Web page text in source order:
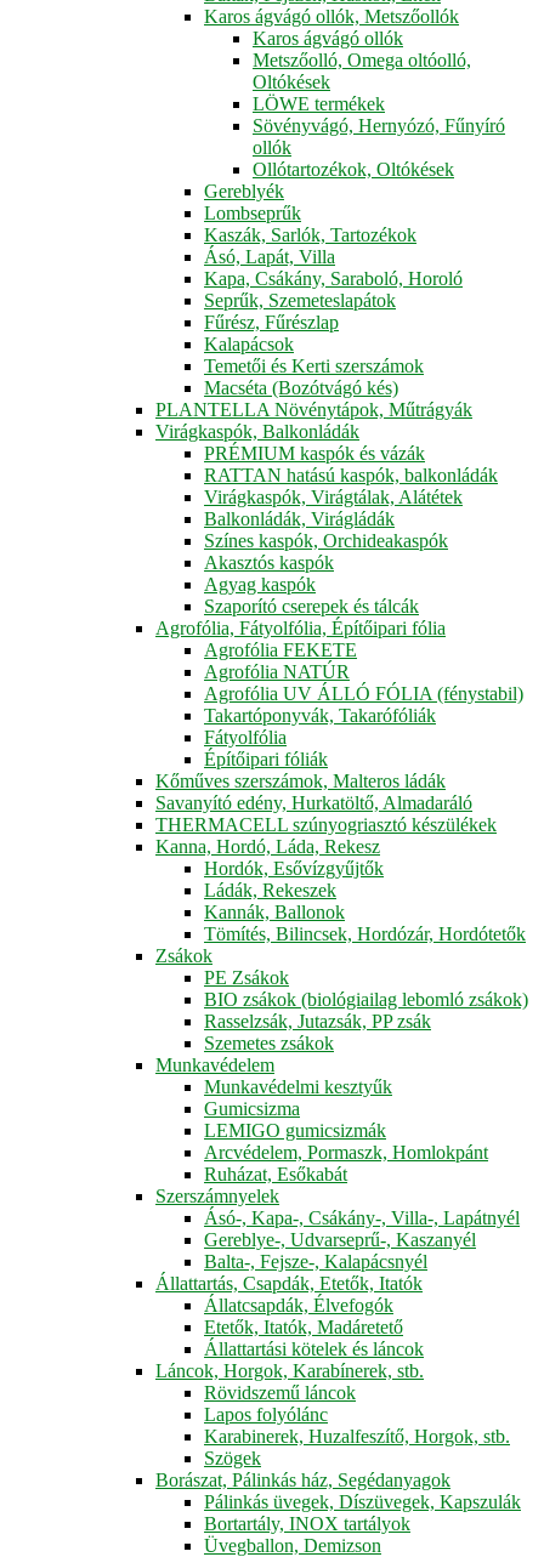
Karos ágvágó ollók, Metszőollók
Karos ágvágó ollók
Metszőolló, Omega oltóolló,
Oltókések
LÖWE termékek
Sövényvágó, Hernyózó, Fűnyíró
ollók
Ollótartozékok, Oltókések
Gereblyék
Lombseprűk
Kaszák, Sarlók, Tartozékok
Ásó, Lapát, Villa
Kapa, Csákány, Saraboló, Horoló
Seprűk, Szemeteslapátok
Fűrész, Fűrészlap
Kalapácsok
Temetői és Kerti szerszámok
Macséta (Bozótvágó kés)
PLANTELLA Növénytápok, Műtrágyák
Virágkaspók, Balkonládák
PRÉMIUM kaspók és vázák
RATTAN hatású kaspók, balkonládák
Virágkaspók, Virágtálak, Alátétek
Balkonládák, Virágládák
Színes kaspók, Orchideakaspók
Akasztós kaspók
Agyag kaspók
Szaporító cserepek és tálcák
Agrofólia, Fátyolfólia, Építőipari fólia
Agrofólia FEKETE
Agrofólia NATÚR
Agrofólia UV ÁLLÓ FÓLIA (fénystabil)
Takartóponyvák, Takarófóliák
Fátyolfólia
Építőipari fóliák
Kőműves szerszámok, Malteros ládák
Savanyító edény, Hurkatöltő, Almadaráló
THERMACELL szúnyogriasztó készülékek
Kanna, Hordó, Láda, Rekesz
Hordók, Esővízgyűjtők
Ládák, Rekeszek
Kannák, Ballonok
Tömítés, Bilincsek, Hordózár, Hordótetők
Zsákok
PE Zsákok
BIO zsákok (biológiailag lebomló zsákok)
Rasselzsák, Jutazsák, PP zsák
Szemetes zsákok
Munkavédelem
Munkavédelmi kesztyűk
Gumicsizma
LEMIGO gumicsizmák
Arcvédelem, Pormaszk, Homlokpánt
Ruházat, Esőkabát
Szerszámnyelek
Ásó-, Kapa-, Csákány-, Villa-, Lapátnyél
Gereblye-, Udvarseprű-, Kaszanyél
Balta-, Fejsze-, Kalapácsnyél
Állattartás, Csapdák, Etetők, Itatók
Állatcsapdák, Élvefogók
Etetők, Itatók, Madáretető
Állattartási kötelek és láncok
Láncok, Horgok, Karabínerek, stb.
Rövidszemű láncok
Lapos folyólánc
Karabinerek, Huzalfeszítő, Horgok, stb.
Szögek
Borászat, Pálinkás ház, Segédanyagok
Pálinkás üvegek, Díszüvegek, Kapszulák
Bortartály, INOX tartályok
Üvegballon, Demizson